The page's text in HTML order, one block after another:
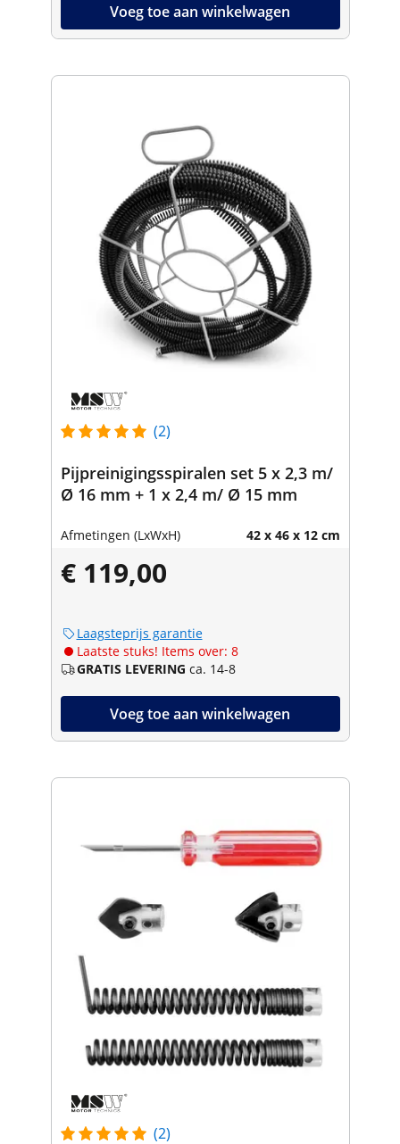
Voeg toe aan winkelwagen
(2)
Pijpreinigingsspiralen set 5 x 2,3 m/
Ø 16 mm + 1 x 2,4 m/ Ø 15 mm
Afmetingen (LxWxH) 42 x 46 x 12 cm
€ 119,00
Laagsteprijs garantie
Laatste stuks! Items over: 8
GRATIS LEVERING ca. 14-8
Voeg toe aan winkelwagen
(2)